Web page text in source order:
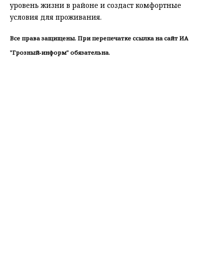
уровень жизни в районе и создаст комфортные
условия для проживания.
Все права защищены. При перепечатке ссылка на сайт ИА
"Грозный-информ" обязательна.